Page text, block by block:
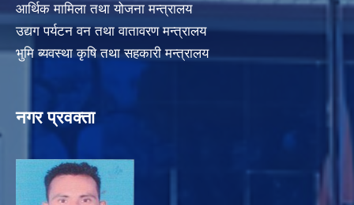
आर्थिक मामिला तथा योजना मन्त्रालय
उद्यग पर्यटन वन तथा वातावरण मन्त्रालय
भुमि ब्यवस्था कृषि तथा सहकारी मन्त्रालय
नगर प्रवक्ता